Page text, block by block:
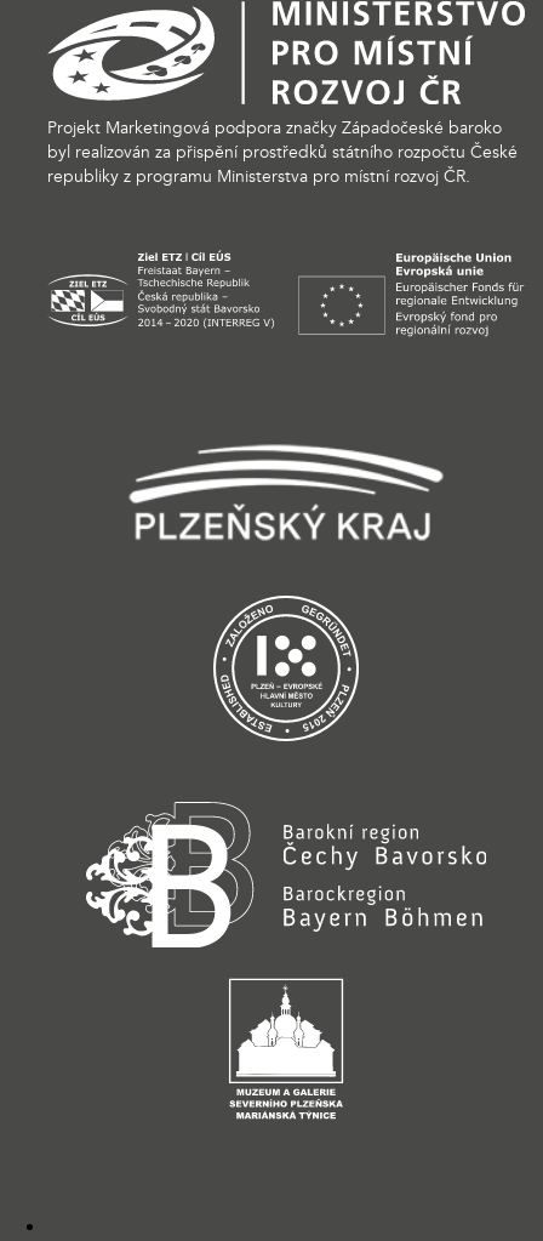
Projekt Marketingová podpora značky Západočeské baroko
byl realizován za přispění prostředků státního rozpočtu České
republiky z programu Ministerstva pro místní rozvoj ČR.